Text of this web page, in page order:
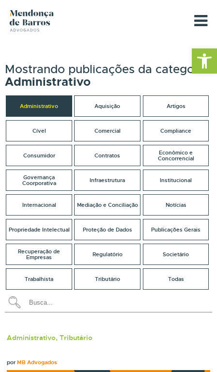
Barra de
Mostrando publicações da categoria
Administrativo
Administrativo Aquisição Artigos
Cível Comercial Compliance
Consumidor Contratos
Econômico e
Concorrencial
Governança
Coorporativa
Infraestrutura Institucional
Internacional Mediação e Conciliação Notícias
Propriedade Intelectual Proteção de Dados Publicações Gerais
Recuperação de
Empresas
Regulatório Societário
Trabalhista Tributário Todas
Administrativo, Tributário
porMB Advogados